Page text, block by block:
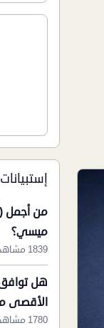
من أجمل
ميسي؟
1839 مشاهدات
هل
الأقصى
1780 مشاهدات